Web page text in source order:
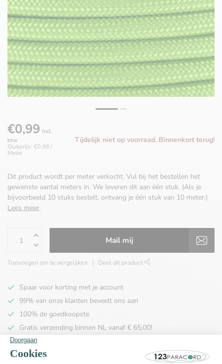
€0,99 Incl.
btw
Stukprijs: €0,99 /
Meter
Tijdelijk niet op voorraad. Binnenkort terug!
Dit product wordt per meter verkocht. Vul bij het bestellen het
gewenste aantal meters in. We leveren dit aan één stuk. (Als je
bijvoorbeeld 10 stuks bestelt, ontvang je één stuk van 10 meter.)
Lees meer.
Mail mij
Toevoegen om te vergelijken Deel dit product
Spaar voor korting met je account
99% van onze klanten beveelt ons aan
100% de goedkoopste
Gratis verzending binnen NL vanaf € 65,00!